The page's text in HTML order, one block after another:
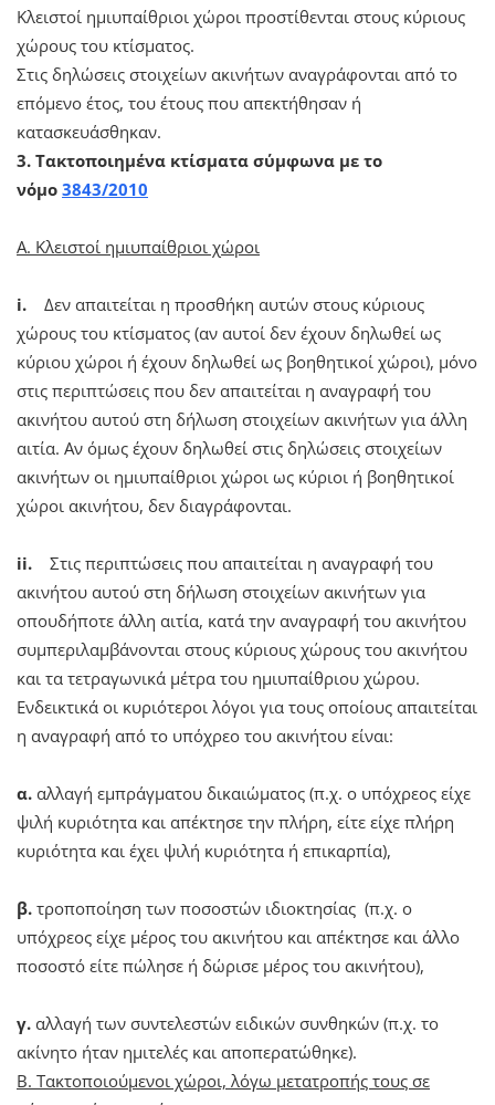
Κλειστοί ημιυπαίθριοι χώροι προστίθενται στους κύριους
χώρους του κτίσματος.
Στις δηλώσεις στοιχείων ακινήτων αναγράφονται από το
επόμενο έτος, του έτους που απεκτήθησαν ή
κατασκευάσθηκαν.
3. Τακτοποιημένα κτίσματα σύμφωνα με το
νόμο 3843/2010
Α. Κλειστοί ημιυπαίθριοι χώροι
i.
Δεν απαιτείται η προσθήκη αυτών στους κύριους
χώρους του κτίσματος (αν αυτοί δεν έχουν δηλωθεί ως
κύριου χώροι ή έχουν δηλωθεί ως βοηθητικοί χώροι), μόνο
στις περιπτώσεις που δεν απαιτείται η αναγραφή του
ακινήτου αυτού στη δήλωση στοιχείων ακινήτων για άλλη
αιτία. Αν όμως έχουν δηλωθεί στις δηλώσεις στοιχείων
ακινήτων οι ημιυπαίθριοι χώροι ως κύριοι ή βοηθητικοί
χώροι ακινήτου, δεν διαγράφονται.
ii. Στις περιπτώσεις που απαιτείται η αναγραφή του
ακινήτου αυτού στη δήλωση στοιχείων ακινήτων για
οπουδήποτε άλλη αιτία, κατά την αναγραφή του ακινήτου
συμπεριλαμβάνονται στους κύριους χώρους του ακινήτου
και τα τετραγωνικά μέτρα του ημιυπαίθριου χώρου.
Ενδεικτικά οι κυριότεροι λόγοι για τους οποίους απαιτείται
η αναγραφή από το υπόχρεο του ακινήτου είναι:
α. αλλαγή εμπράγματου δικαιώματος (π.χ. ο υπόχρεος είχε
ψιλή κυριότητα και απέκτησε την πλήρη, είτε είχε πλήρη
κυριότητα και έχει ψιλή κυριότητα ή επικαρπία),
β. τροποποίηση των ποσοστών ιδιοκτησίας (π.χ. ο
υπόχρεος είχε μέρος του ακινήτου και απέκτησε και άλλο
ποσοστό είτε πώλησε ή δώρισε μέρος του ακινήτου),
γ. αλλαγή των συντελεστών ειδικών συνθηκών (π.χ. το
ακίνητο ήταν ημιτελές και αποπερατώθηκε).
Β. Τακτοποιούμενοι χώροι, λόγω μετατροπής τους σε